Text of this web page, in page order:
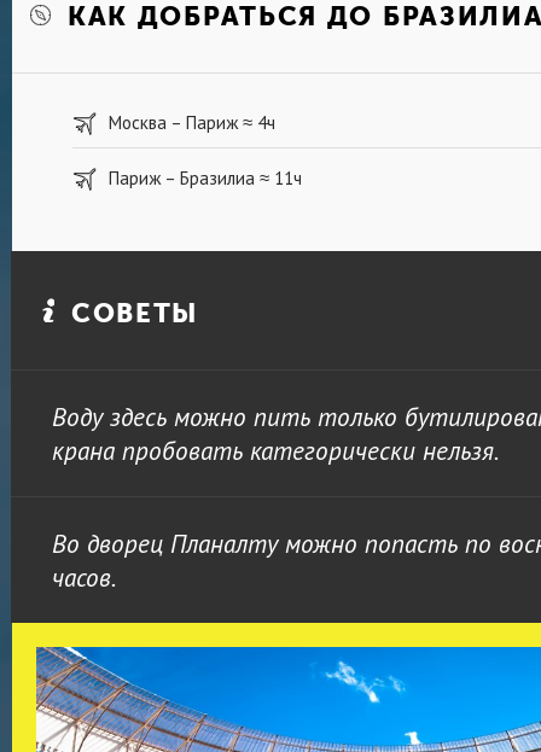
КАК ДОБРАТЬСЯ ДО
Москва – Париж≈ 4ч
Париж – Бразилиа ≈ 11ч
СОВЕТЫ
Воду здесь можно пить только
крана пробовать категорически нельзя.
Во дворец Планалту можно попасть по
часов.